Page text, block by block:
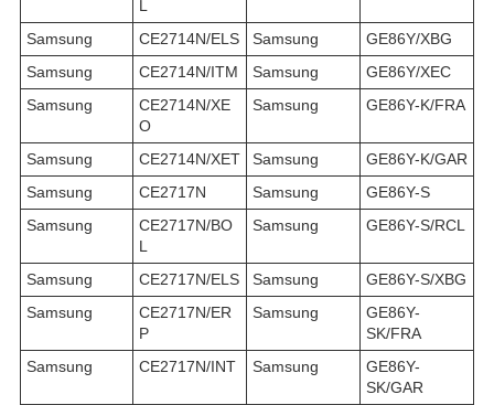
L
Samsung CE2714N/ELS Samsung
GE86Y/XBG
Samsung
CE2714N/ITM Samsung
GE86Y/XEC
Samsung
CE2714N/XE
O
Samsung GE86Y-K/FRA
Samsung CE2714N/XET Samsung
GE86Y-K/GAR
Samsung
CE2717N Samsung
GE86Y-S
Samsung
CE2717N/BO
L
Samsung GE86Y-S/RCL
Samsung CE2717N/ELS Samsung
GE86Y-S/XBG
Samsung
CE2717N/ER
P
Samsung
GE86Y-
SK/FRA
Samsung
CE2717N/INT Samsung
GE86Y-
SK/GAR